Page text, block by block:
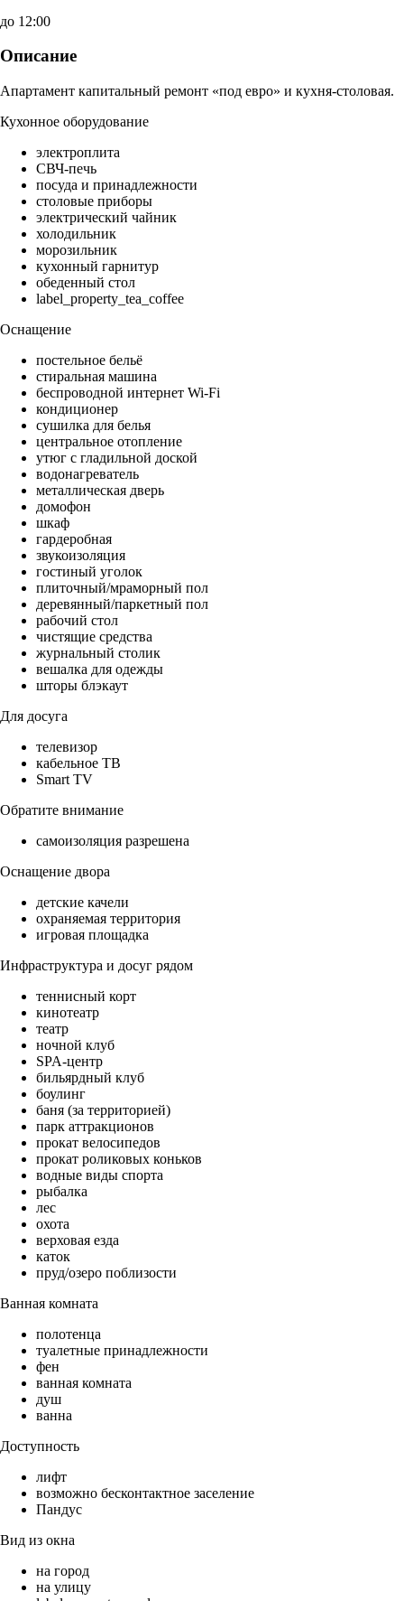
до 12:00
Описание
Апартамент капитальный ремонт «под евро» и кухня-столовая.
Кухонное оборудование
электроплита
СВЧ-печь
посуда и принадлежности
столовые приборы
электрический чайник
холодильник
морозильник
кухонный гарнитур
обеденный стол
label_property_tea_coffee
Оснащение
постельное бельё
стиральная машина
беспроводной интернет Wi-Fi
кондиционер
сушилка для белья
центральное отопление
утюг с гладильной доской
водонагреватель
металлическая дверь
домофон
шкаф
гардеробная
звукоизоляция
гостиный уголок
плиточный/мраморный пол
деревянный/паркетный пол
рабочий стол
чистящие средства
журнальный столик
вешалка для одежды
шторы блэкаут
Для досуга
телевизор
кабельное ТВ
Smart TV
Обратите внимание
самоизоляция разрешена
Оснащение двора
детские качели
охраняемая территория
игровая площадка
Инфраструктура и досуг рядом
теннисный корт
кинотеатр
театр
ночной клуб
SPA-центр
бильярдный клуб
боулинг
баня (за территорией)
парк аттракционов
прокат велосипедов
прокат роликовых коньков
водные виды спорта
рыбалка
лес
охота
верховая езда
каток
пруд/озеро поблизости
Ванная комната
полотенца
туалетные принадлежности
фен
ванная комната
душ
ванна
Доступность
лифт
возможно бесконтактное заселение
Пандус
Вид из окна
на город
на улицу